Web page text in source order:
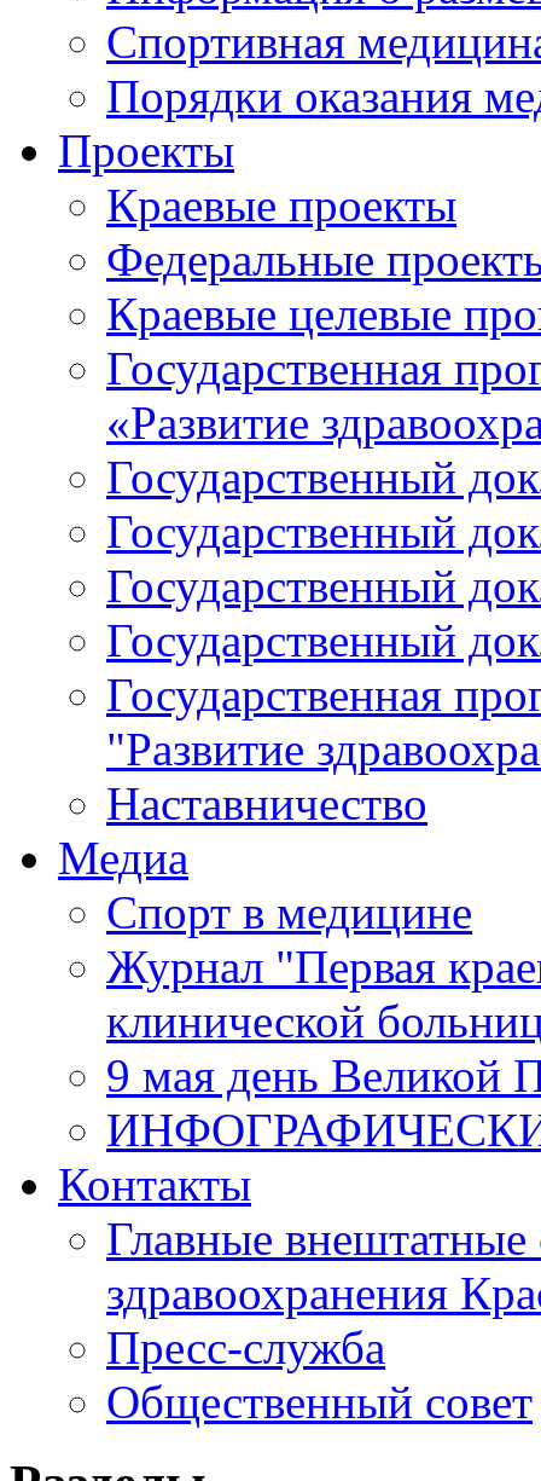
Спортивная
Порядки оказания
Проекты
Краевые проекты
Федеральные
Краевые целевые
Государственная
«Развитие
Государственный
Государственный
Государственный
Государственный
Государственная
"Развитие
Наставничество
Медиа
Спорт в медицине
Журнал "Первая
клинической
9 мая день Великой
Контакты
Главные внештатные
здравоохранения
Пресс-служба
Общественный совет